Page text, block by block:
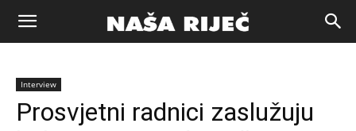
Naša
riječ
Interview
Prosvjetni radnici zaslužuju